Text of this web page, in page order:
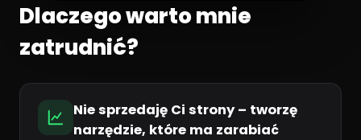
Dlaczego warto mnie
zatrudnić?
Nie sprzedaję Ci strony – tworzę
narzędzie, które ma zarabiać